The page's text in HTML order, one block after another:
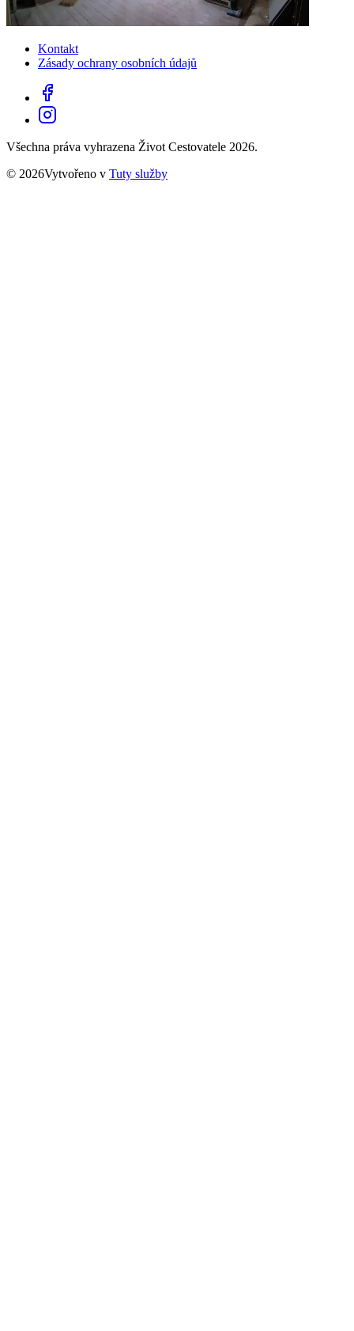
Kontakt
Zásady ochrany osobních údajů
Všechna práva vyhrazena Život Cestovatele 2026.
© 2026Vytvořeno v Tuty služby